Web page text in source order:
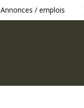
Annonces / emplois